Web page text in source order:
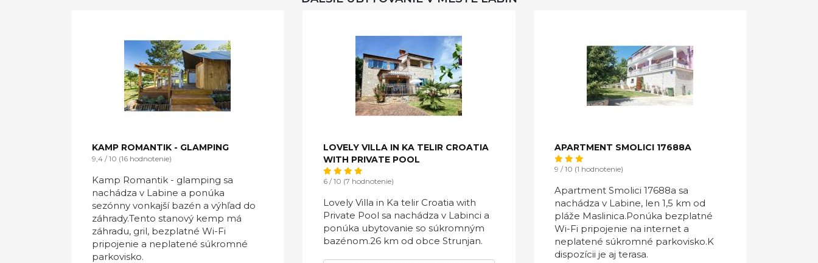
KAMP ROMANTIK - GLAMPING
9,4 / 10 (16 hodnotenie)
Kamp Romantik - glamping sa
nachádza v Labine a ponúka
sezónny vonkajší bazén a výhľad do
záhrady.Tento stanový kemp má
záhradu, gril, bezplatné Wi-Fi
pripojenie a neplatené súkromné ​​
parkovisko.
LOVELY VILLA IN KA TELIR CROATIA
WITH PRIVATE POOL
6 / 10 (7 hodnotenie)
Lovely Villa in Ka telir Croatia with
Private Pool sa nachádza v Labinci a
ponúka ubytovanie so súkromným
bazénom.26 km od obce Strunjan.
APARTMENT SMOLICI 17688A
9 / 10 (1 hodnotenie)
Apartment Smolici 17688a sa
nachádza v Labine, len 1,5 km od
pláže Maslinica.Ponúka bezplatné
Wi-Fi pripojenie na internet a
neplatené súkromné ​​parkovisko.K
dispozícii je aj terasa.